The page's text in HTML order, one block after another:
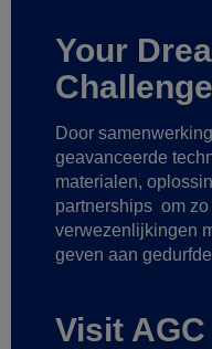
Your
Challenge
Door
geavanceerde
materialen,
partnerships om
verwezenlijkingen
geven aan
Visit AGC